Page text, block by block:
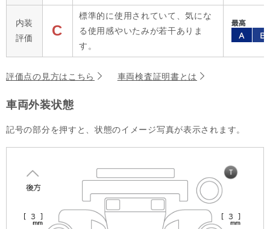
内装
評価
C
標準的に使用されていて、気にな
る使用感やいたみが若干ありま
す。
評価点の見方はこちら 車両検査証明書とは
車両外装状態
記号の部分を押すと、状態のイメージ写真が表示されます。